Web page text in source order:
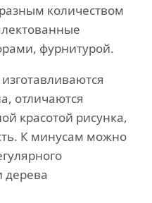
количеством
фурнитурой.
отличаются
красотой рисунка,
К минусам можно
дерева